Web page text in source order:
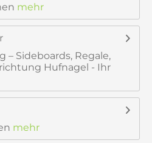
mehr
– Sideboards, Regale,
Hufnagel - Ihr
mehr